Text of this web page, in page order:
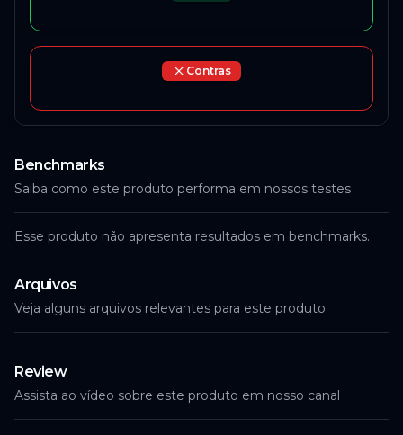
Contras
Benchmarks
Saiba como este produto performa em nossos testes
Esse produto não apresenta resultados em benchmarks.
Arquivos
Veja alguns arquivos relevantes para este produto
Review
Assista ao vídeo sobre este produto em nosso canal